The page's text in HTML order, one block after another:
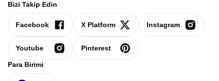
Bizi Takip Edin
Facebook X Platform Instagram
Youtube Pinterest
Para Birimi